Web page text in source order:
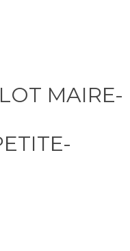
MAIRE-